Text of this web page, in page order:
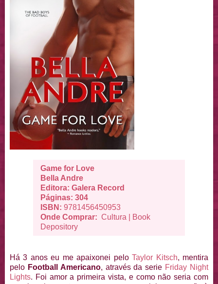
Game for Love
Bella Andre
Editora: Galera Record
Páginas: 304
ISBN:9781456450953
Onde Comprar: Cultura
Book
Depository
Há 3 anos eu me apaixonei peloTaylor Kitsch, mentira
pelo Football Americano, através da serie Friday Night
Lights. Foi amor a primeira vista, e como não seria com